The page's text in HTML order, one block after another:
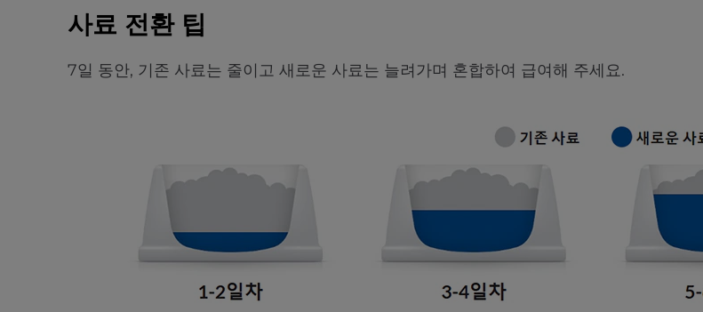
사료 전환 팁
7일 동안, 기존 사료는 줄이고 새로운 사료는 늘려가며 혼합하여 급여해 주세요.